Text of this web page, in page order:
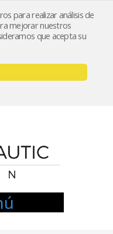
para realizar análisis de
mejorar nuestros
que acepta su